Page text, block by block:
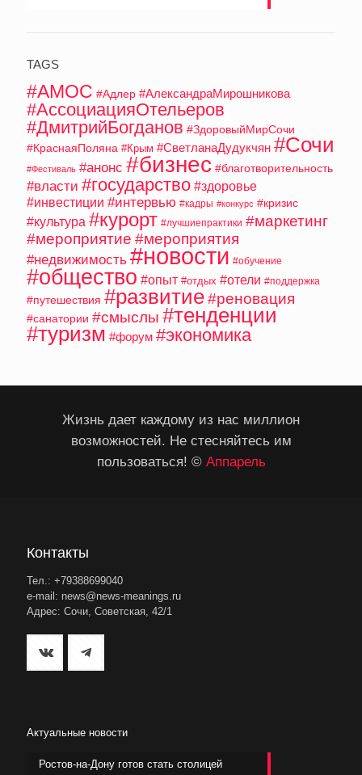
TAGS
#АМОС #Адлер #АлександраМирошникова
#АссоциацияОтельеров
#ДмитрийБогданов #ЗдоровыйМирСочи
#КраснаяПоляна #Крым #СветланаДудукчян #Сочи
#Фестиваль #анонс #бизнес #благотворительность
#власти #государство #здоровье
#инвестиции #интервью #кадры #конкурс #кризис
#культура #курорт #лучшиепрактики #маркетинг
#мероприятие #мероприятия
#недвижимость #новости #обучение
#общество #опыт #отдых #отели #поддержка
#путешествия #развитие#реновация
#санатории #смыслы #тенденции
#туризм #форум #экономика
Жизнь дает каждому из нас миллион
возможностей. Не стесняйтесь им
пользоваться! © Аппарель
Контакты
Тел.: +79388699040
e-mail: news@news-meanings.ru
Адрес: Сочи, Советская, 42/1
Актуальные новости
Ростов-на-Дону готов стать столицей